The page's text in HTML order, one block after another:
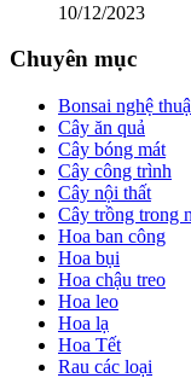
10/12/2023
Chuyên mục
Bonsai nghệ
Cây ăn quả
Cây bóng mát
Cây công trình
Cây nội thất
Cây trồng trong
Hoa ban công
Hoa bụi
Hoa chậu treo
Hoa leo
Hoa lạ
Hoa Tết
Rau các loại